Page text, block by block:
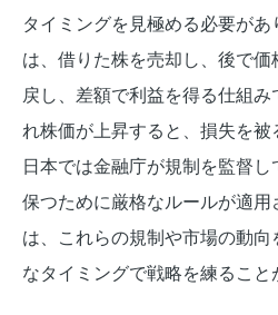
タイミングを見極める必要が
は、借りた株を売却し、後で
戻し、差額で利益を得る仕組
れ株価が上昇すると、損失を被
日本では金融庁が規制を監督
保つために厳格なルールが適用
は、これらの規制や市場の動
なタイミングで戦略を練ること